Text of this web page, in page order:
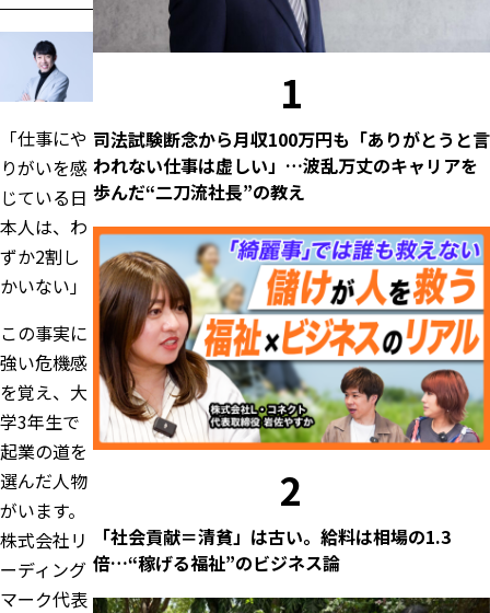
「仕事にや
りがいを感
じている日
本人は、わ
ずか2割し
かいない」
この事実に
強い危機感
を覚え、大
学3年生で
起業の道を
選んだ人物
がいます。
株式会社リ
ーディング
マーク代表
1
司法試験断念から月収100万円も「ありがとうと言
われない仕事は虚しい」…波乱万丈のキャリアを
歩んだ“二刀流社長”の教え
2
「社会貢献＝清貧」は古い。給料は相場の1.3
倍…“稼げる福祉”のビジネス論